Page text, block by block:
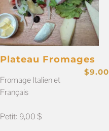
Plateau Fromages
$9.00
Fromage Italien et
Français
Petit: 9,00 $